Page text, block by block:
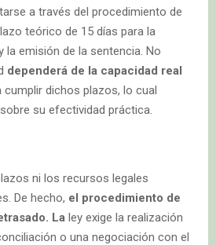
a través del procedimiento de
teórico de 15 días para la
la emisión de la sentencia. No
dependerá de la capacidad real
cumplir dichos plazos, lo cual
su efectividad práctica.
ni los recursos legales
De hecho, el procedimiento de
La ley exige la realización
o una negociación con el